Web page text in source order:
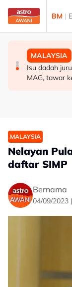
Skip to main content
BM |
POLITIK
'Pihak ketiga'
Melayu -
MALAYSIA
RCI Tabung
individu
MALAYSIA
Isu dadah
MAG, tawar
MALAYSIA
Nelayan
daftar SIMP
Bernama
04/09/2023